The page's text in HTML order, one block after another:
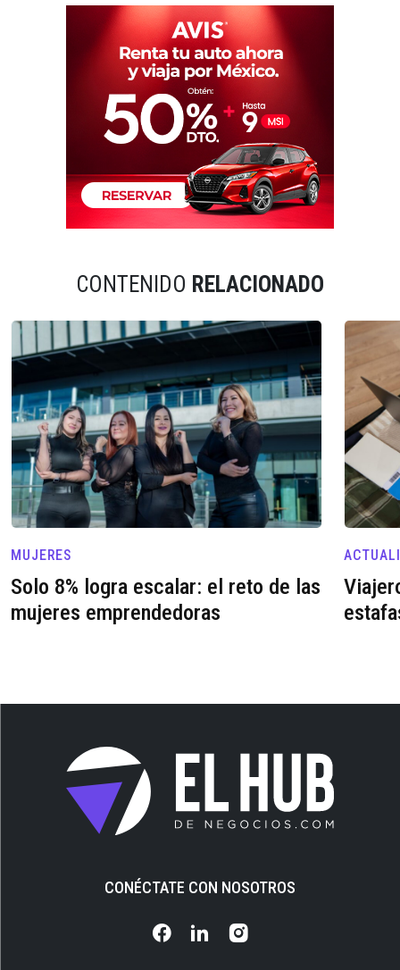
CONTENIDO RELACIONADO
MUJERES
Solo 8% logra escalar: el reto de las
mujeres emprendedoras
CONÉCTATE CON NOSOTROS